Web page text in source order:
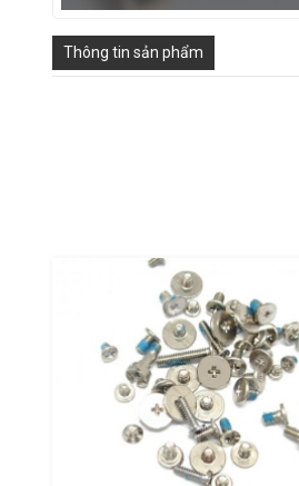
Thông tin sản phẩm